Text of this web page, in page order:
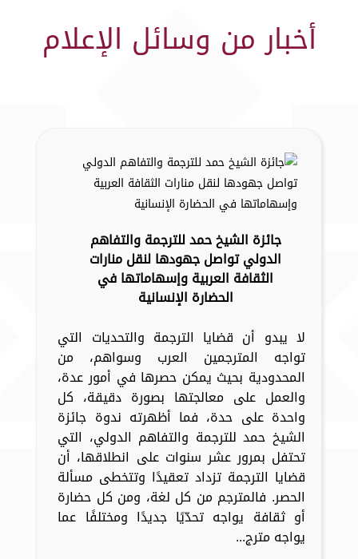
أخبار من وسائل الإعلام
جائزة الشيخ حمد للترجمة والتفاهم
الدولي تواصل جهودها لنقل منارات
الثقافة العربية وإسهاماتها في
الحضارة الإنسانية
لا يبدو أن قضايا الترجمة والتحديات التي
تواجه المترجمين العرب وسواهم، من
المحدودية بحيث يمكن حصرها في أمور عدة،
والعمل على معالجتها بصورة دقيقة، كل
واحدة على حدة، فما أظهرته ندوة جائزة
الشيخ حمد للترجمة والتفاهم الدولي، التي
تحتفل بمرور عشر سنوات على انطلاقها، أن
قضايا الترجمة تزداد تعقيدًا وتتخطى مسألة
الحصر. فالمترجم من كل لغة، ومن كل حضارة
أو ثقافة يواجه تحدّيًا جديدًا ومختلفًا عما
يواجه مترج...